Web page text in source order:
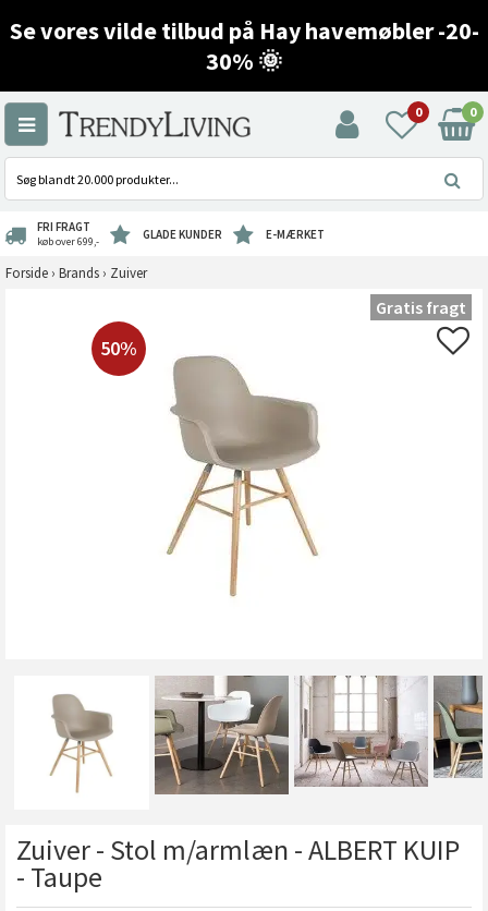
Se vores vilde tilbud på Hay havemøbler -20-
30% 🌞
0 0
FRI FRAGT
køb over 699,- GLADE KUNDER E-MÆRKET
Forside › Brands › Zuiver
50%
Gratis fragt
Zuiver - Stol m/armlæn - ALBERT KUIP
- Taupe